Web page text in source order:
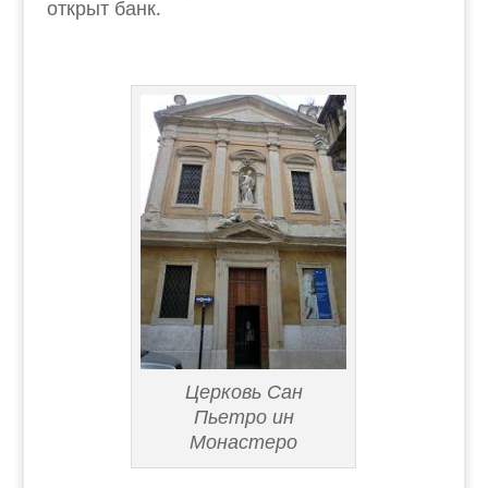
открыт банк.
Церковь Сан
Пьетро ин
Монастеро